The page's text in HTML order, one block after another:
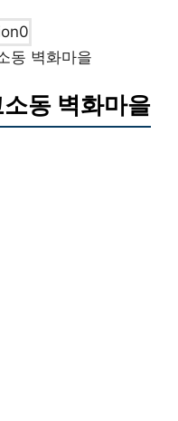
동 벽화마을
동 벽화마을